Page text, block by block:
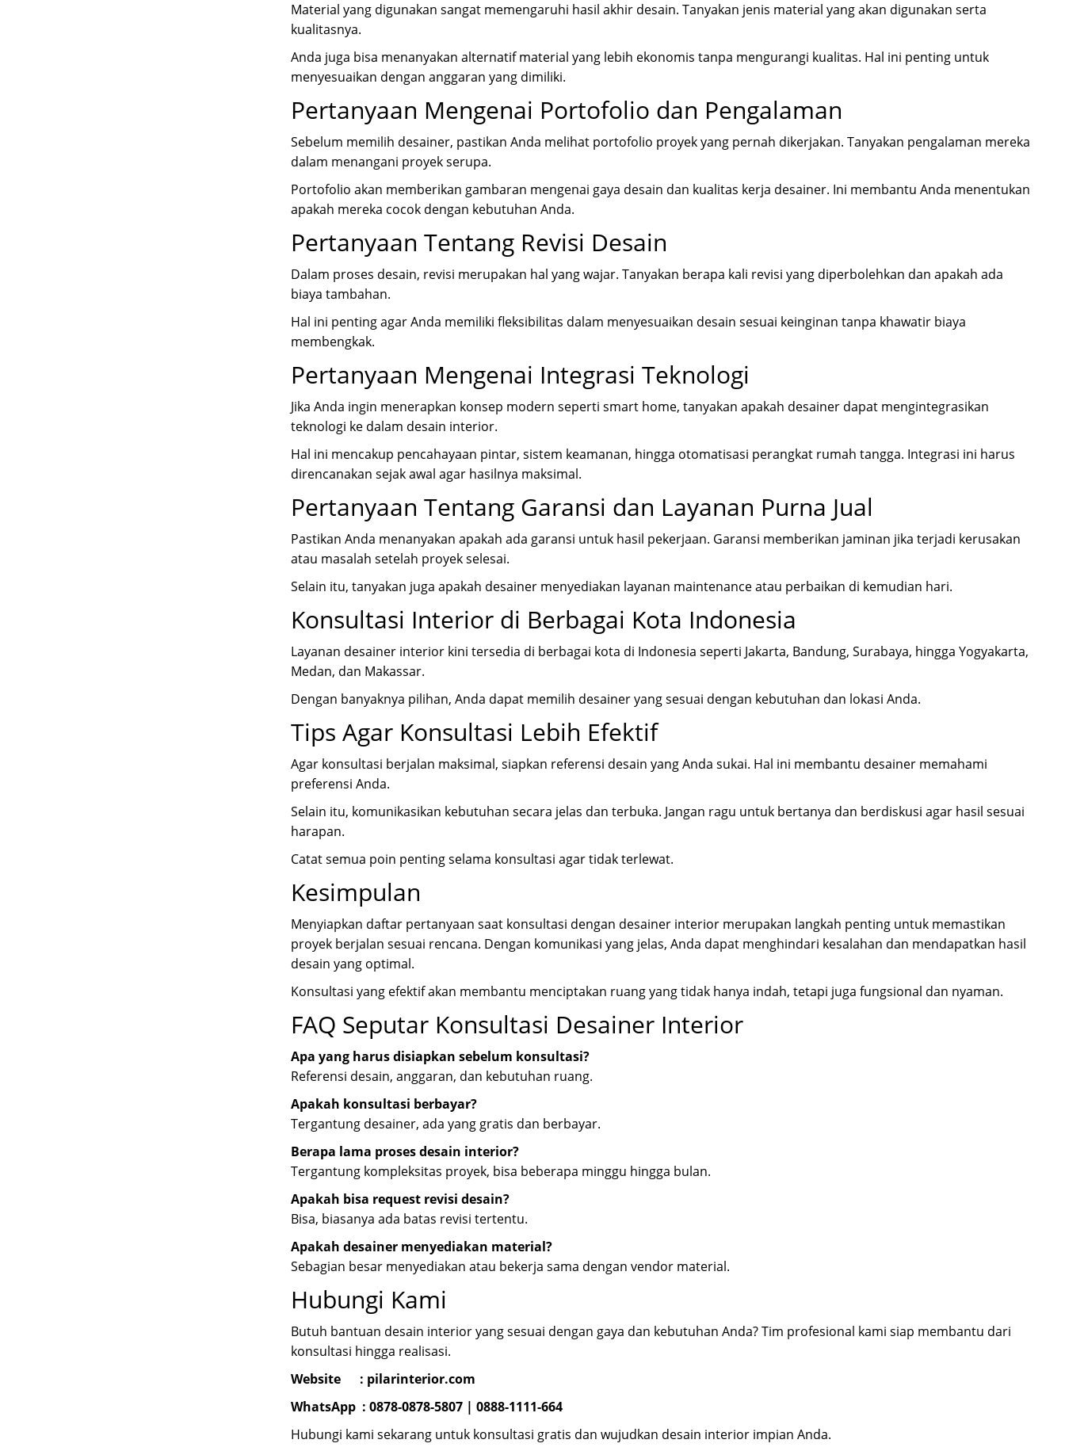
Material yang digunakan sangat memengaruhi hasil akhir desain. Tanyakan jenis material yang akan digunakan serta
kualitasnya.
Anda juga bisa menanyakan alternatif material yang lebih ekonomis tanpa mengurangi kualitas. Hal ini penting untuk
menyesuaikan dengan anggaran yang dimiliki.
Pertanyaan Mengenai Portofolio dan Pengalaman
Sebelum memilih desainer, pastikan Anda melihat portofolio proyek yang pernah dikerjakan. Tanyakan pengalaman mereka
dalam menangani proyek serupa.
Portofolio akan memberikan gambaran mengenai gaya desain dan kualitas kerja desainer. Ini membantu Anda menentukan
apakah mereka cocok dengan kebutuhan Anda.
Pertanyaan Tentang Revisi Desain
Dalam proses desain, revisi merupakan hal yang wajar. Tanyakan berapa kali revisi yang diperbolehkan dan apakah ada
biaya tambahan.
Hal ini penting agar Anda memiliki fleksibilitas dalam menyesuaikan desain sesuai keinginan tanpa khawatir biaya
membengkak.
Pertanyaan Mengenai Integrasi Teknologi
Jika Anda ingin menerapkan konsep modern seperti smart home, tanyakan apakah desainer dapat mengintegrasikan
teknologi ke dalam desain interior.
Hal ini mencakup pencahayaan pintar, sistem keamanan, hingga otomatisasi perangkat rumah tangga. Integrasi ini harus
direncanakan sejak awal agar hasilnya maksimal.
Pertanyaan Tentang Garansi dan Layanan Purna Jual
Pastikan Anda menanyakan apakah ada garansi untuk hasil pekerjaan. Garansi memberikan jaminan jika terjadi kerusakan
atau masalah setelah proyek selesai.
Selain itu, tanyakan juga apakah desainer menyediakan layanan maintenance atau perbaikan di kemudian hari.
Konsultasi Interior di Berbagai Kota Indonesia
Layanan desainer interior kini tersedia di berbagai kota di Indonesia seperti Jakarta, Bandung,Surabaya, hinggaYogyakarta,
Medan, dan Makassar.
Dengan banyaknya pilihan, Anda dapat memilih desainer yang sesuai dengan kebutuhan dan lokasi Anda.
Tips Agar Konsultasi Lebih Efektif
Agar konsultasi berjalan maksimal, siapkan referensi desain yang Anda sukai. Hal ini membantu desainer memahami
preferensi Anda.
Selain itu, komunikasikan kebutuhan secara jelas dan terbuka. Jangan ragu untuk bertanya dan berdiskusi agar hasil sesuai
harapan.
Catat semua poin penting selama konsultasi agar tidak terlewat.
Kesimpulan
Menyiapkan daftar pertanyaan saat konsultasi dengan desainer interior merupakan langkah penting untuk memastikan
proyek berjalan sesuai rencana. Dengan komunikasi yang jelas, Anda dapat menghindari kesalahan dan mendapatkan hasil
desain yang optimal.
Konsultasi yang efektif akan membantu menciptakan ruang yang tidak hanya indah, tetapi juga fungsional dan nyaman.
FAQ Seputar Konsultasi Desainer Interior
Apa yang harus disiapkan sebelum konsultasi?
Referensi desain, anggaran, dan kebutuhan ruang.
Apakah konsultasi berbayar?
Tergantung desainer, ada yang gratis dan berbayar.
Berapa lama proses desain interior?
Tergantung kompleksitas proyek, bisa beberapa minggu hingga bulan.
Apakah bisa request revisi desain?
Bisa, biasanya ada batas revisi tertentu.
Apakah desainer menyediakan material?
Sebagian besar menyediakan atau bekerja sama dengan vendor material.
Hubungi Kami
Butuh bantuan desain interior yang sesuai dengan gaya dan kebutuhan Anda? Tim profesional kami siap membantu dari
konsultasi hingga realisasi.
Website : pilarinterior.com
WhatsApp : 0878-0878-5807 |0888-1111-664
Hubungi kami sekarang untuk konsultasi gratis dan wujudkan desain interior impian Anda.